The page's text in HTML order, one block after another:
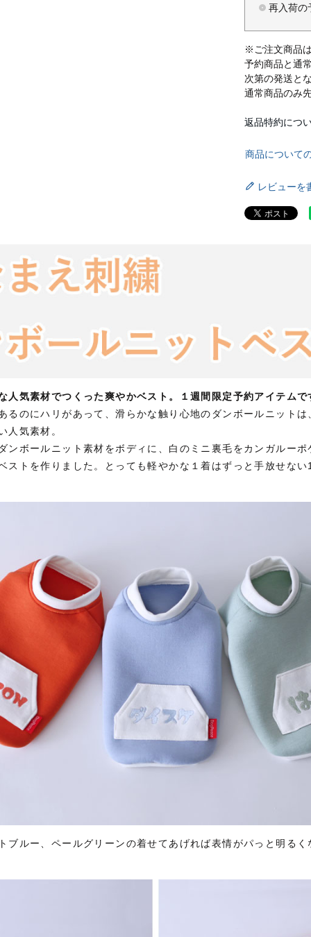
再入荷の
※ご注文商品
予約商品と通
次第の発送と
通常商品のみ
返品特約につ
商品について
レビューを
人気素材でつくった爽やかベスト。１週間限定予約アイテムで
るのにハリがあって、滑らかな触り心地のダンボールニット
人気素材。
ンボールニット素材をボディに、白のミニ裏毛をカンガルー
ストを作りました。とっても軽やかな１着はずっと手放せな
ブルー、ペールグリーンの着せてあげれば表情がパっと明る